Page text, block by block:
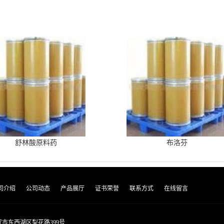
舒林酸原料药 布洛芬
介绍 公司动态 产品展厅 证书荣誉 联系方式 在线留言
市东西湖区梨花路399号